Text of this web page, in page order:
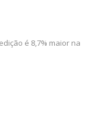
é 8,7% maior na